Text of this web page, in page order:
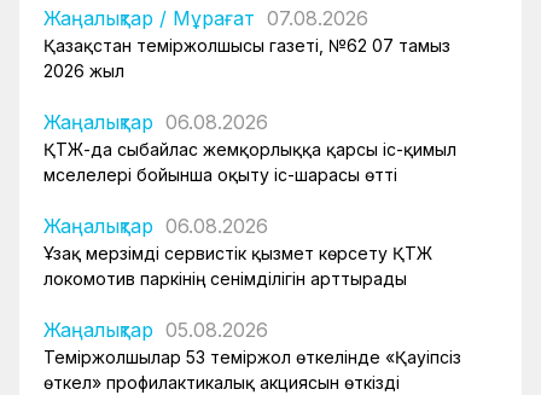
Жаңалықтар / Мұрағат 07.08.2026
Қазақстан теміржолшысы газеті, №62 07 тамыз
2026 жыл
Жаңалықтар 06.08.2026
ҚТЖ-да сыбайлас жемқорлыққа қарсы іс-қимыл
мәселелері бойынша оқыту іс-шарасы өтті
Жаңалықтар 06.08.2026
Ұзақ мерзімді сервистік қызмет көрсету ҚТЖ
локомотив паркінің сенімділігін арттырады
Жаңалықтар 05.08.2026
Теміржолшылар 53 теміржол өткелінде «Қауіпсіз
өткел» профилактикалық акциясын өткізді